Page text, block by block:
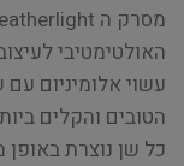
האולטימטיבי
עשוי אלומיניום
הטובים והקלים
כל שן נוצרת